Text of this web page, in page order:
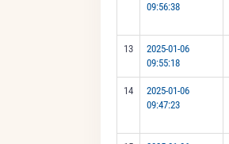
09:56:38
13
2025-01-06
09:55:18
14
2025-01-06
09:47:23